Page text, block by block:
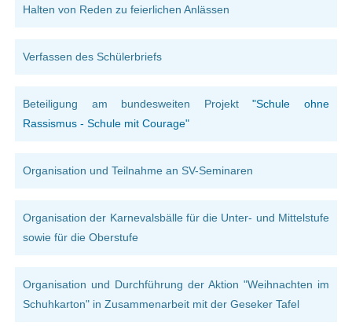
Halten von Reden zu feierlichen Anlässen
Verfassen des Schülerbriefs
Beteiligung am bundesweiten Projekt"Schule ohne
Rassismus - Schule mit Courage"
Organisation und Teilnahme an SV-Seminaren
Organisation der Karnevalsbälle für die Unter- und Mittelstufe
sowie für die Oberstufe
Organisation und Durchführung der Aktion "Weihnachten im
Schuhkarton" in Zusammenarbeit mit der Geseker Tafel